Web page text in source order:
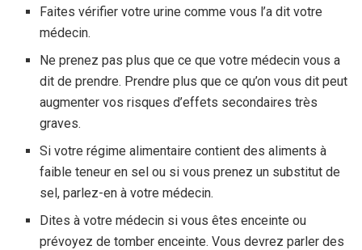
Faites vérifier votre urine comme vous l’a dit votre
médecin.
Ne prenez pas plus que ce que votre médecin vous a
dit de prendre. Prendre plus que ce qu’on vous dit peut
augmenter vos risques d’effets secondaires très
graves.
Si votre régime alimentaire contient des aliments à
faible teneur en sel ou si vous prenez un substitut de
sel, parlez-en à votre médecin.
Dites à votre médecin si vous êtes enceinte ou
prévoyez de tomber enceinte. Vous devrez parler des